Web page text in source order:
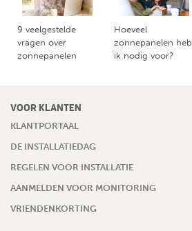
9 veelgestelde
vragen over
zonnepanelen
Hoeveel
zonnepanelen heb
ik nodig voor?
VOOR KLANTEN
KLANTPORTAAL
DE INSTALLATIEDAG
REGELEN VOOR INSTALLATIE
AANMELDEN VOOR MONITORING
VRIENDENKORTING